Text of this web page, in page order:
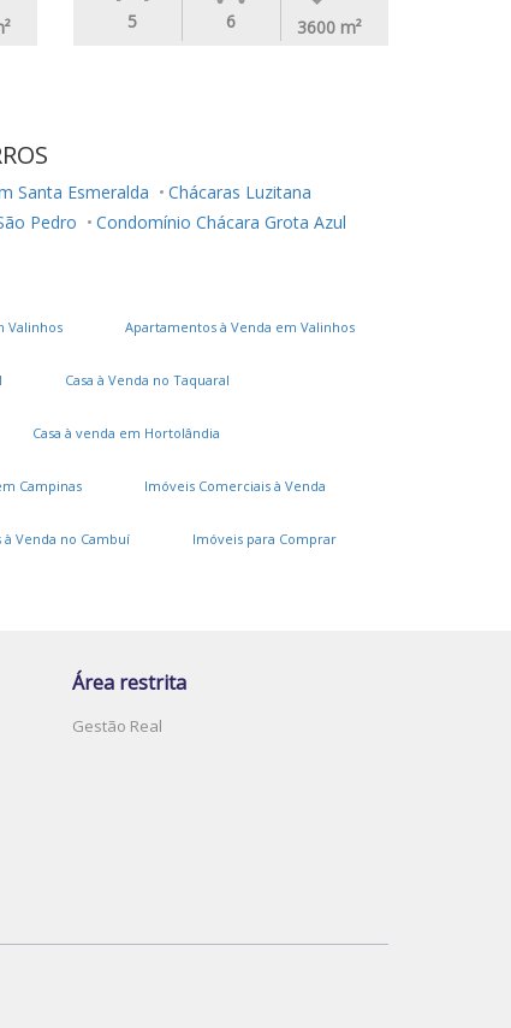
5 6 3600 m²
Santa Esmeralda
Chácaras Luzitana
Pedro
Condomínio Chácara Grota Azul
Valinhos Apartamentos à Venda em Valinhos
Casa à Venda no Taquaral
Casa à venda em Hortolândia
Campinas Imóveis Comerciais à Venda
Venda no Cambuí Imóveis para Comprar
Área restrita
Gestão Real